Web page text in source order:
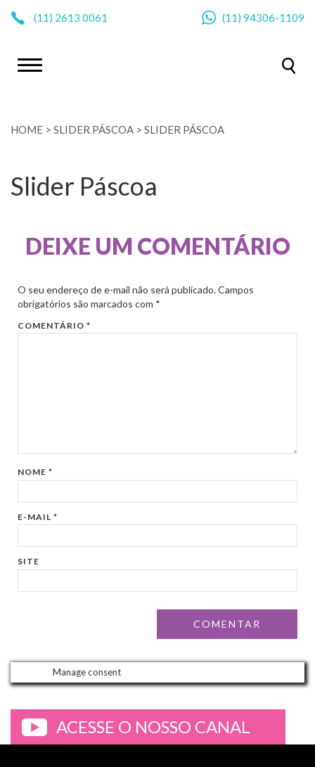
(11) 2613 0061 (11) 94306-1109
HOME > SLIDER PÁSCOA > SLIDER PÁSCOA
Slider Páscoa
DEIXE UM COMENTÁRIO
O seu endereço de e-mail não será publicado. Campos
obrigatórios são marcados com *
COMENTÁRIO*
NOME*
E-MAIL*
SITE
Manage consent
ACESSE O NOSSO CANAL